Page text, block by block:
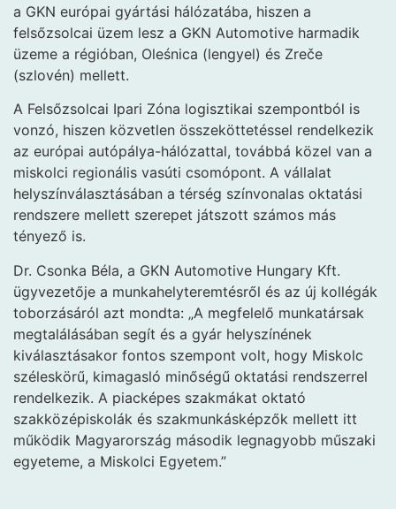
a GKN európai gyártási hálózatába, hiszen a
felsőzsolcai üzem lesz a GKN Automotive harmadik
üzeme a régióban, Oleśnica (lengyel) és Zreče
(szlovén) mellett.
A Felsőzsolcai Ipari Zóna logisztikai szempontból is
vonzó, hiszen közvetlen összeköttetéssel rendelkezik
az európai autópálya-hálózattal, továbbá közel van a
miskolci regionális vasúti csomópont. A vállalat
helyszínválasztásában a térség színvonalas oktatási
rendszere mellett szerepet játszott számos más
tényező is.
Dr. Csonka Béla, a GKN Automotive Hungary Kft.
ügyvezetője a munkahelyteremtésről és az új kollégák
toborzásáról azt mondta: „A megfelelő munkatársak
megtalálásában segít és a gyár helyszínének
kiválasztásakor fontos szempont volt, hogy Miskolc
széleskörű, kimagasló minőségű oktatási rendszerrel
rendelkezik. A piacképes szakmákat oktató
szakközépiskolák és szakmunkásképzők mellett itt
működik Magyarország második legnagyobb műszaki
egyeteme, a Miskolci Egyetem.”